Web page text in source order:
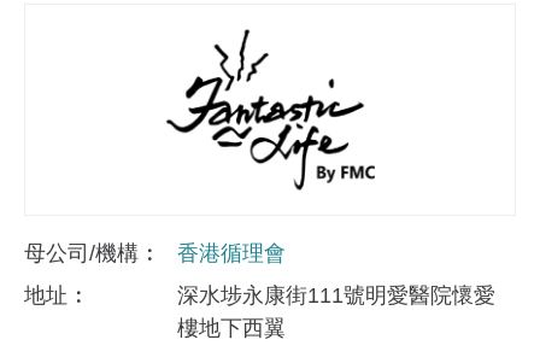
母公司/機構
香港循理會
地址
深水埗永康街111號明愛醫院懷愛
樓地下西翼